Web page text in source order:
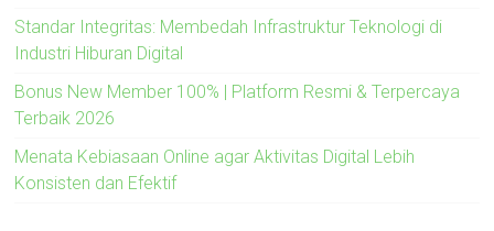
Standar Integritas: Membedah Infrastruktur Teknologi di
Industri Hiburan Digital
Bonus New Member 100% | Platform Resmi & Terpercaya
Terbaik 2026
Menata Kebiasaan Online agar Aktivitas Digital Lebih
Konsisten dan Efektif